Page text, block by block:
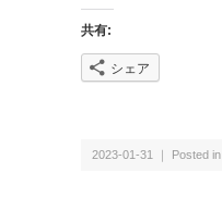
共有:
シェア
2023-01-31 ｜ Posted in